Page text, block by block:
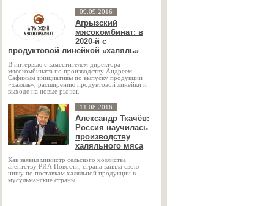
09.09.2016
Агрызский
мясокомбинат: в
2020-й с
продуктовой линейкой «халяль»
В интервью с заместителем директора
мясокомбината по производству Андреем
Сафиным инициативы по выпуску продукции
«халяль», расширению продуктовой линейки и
выходе на новые рынки.
11.08.2016
Александр Ткачёв:
Россия научилась
производству
халяльного мяса
Как заявил министр сельского хозяйства
агентству РИА Новости, страна заняла свою
нишу по поставкам халяльной продукции в
мусульманские страны.